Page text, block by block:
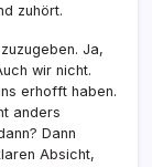
zuhört.
Ja,
wir nicht.
erhofft haben.
anders
Dann
Absicht,